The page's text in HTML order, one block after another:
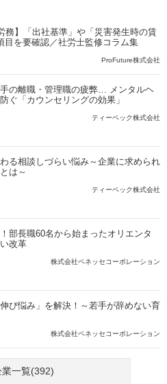
務】「出社基準」や「災害発生時の賃
目を要確認／社労士監修コラム集
ProFuture株式会社
の離職・管理職の疲弊… メンタルヘ
ぐ「カウンセリングの効果」
ティーペック株式会社
る相談しづらい悩み～企業に求められ
は～
ティーペック株式会社
部長職60名から始まったオリエンタ
改革
株式会社ベネッセコーポレーション
伸び悩み」を解決！～若手が辞めない育
株式会社ベネッセコーポレーション
一覧(392)